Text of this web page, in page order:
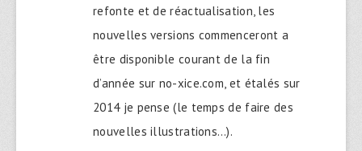
refonte et de réactualisation, les
nouvelles versions commenceront a
être disponible courant de la fin
d’année sur no-xice.com, et étalés sur
2014 je pense (le temps de faire des
nouvelles illustrations…).